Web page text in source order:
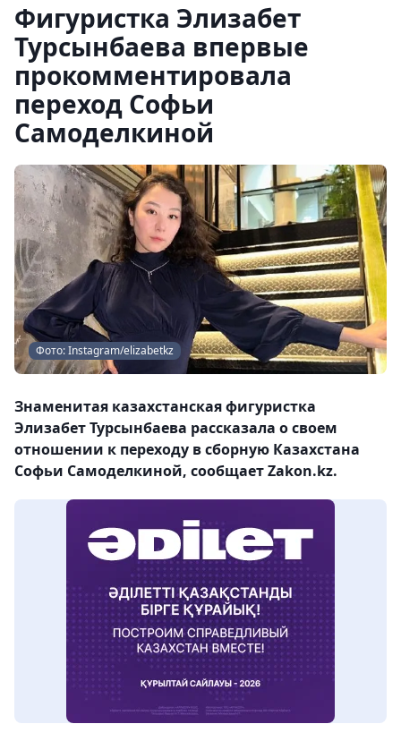
Фигуристка Элизабет
Турсынбаева впервые
прокомментировала
переход Софьи
Самоделкиной
Фото: Instagram/elizabetkz
Знаменитая казахстанская фигуристка
Элизабет Турсынбаева рассказала о своем
отношении к переходу в сборную Казахстана
Софьи Самоделкиной, сообщает Zakon.kz.